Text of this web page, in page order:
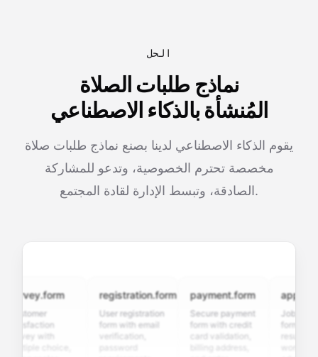
الحل
نماذج طلبات الصلاة
المُنشأة بالذكاء الاصطناعي
يقوم الذكاء الاصطناعي لدينا بصنع نماذج طلبات صلاة
مخصصة تحترم الخصوصية، وتدعو للمشاركة
الصادقة، وتبسط الإدارة لقادة المجتمع.
with
registration.form
User registration
form with email
verification,
payment.form
Secure payment
form with credit
card validation,
Job
form with
resume